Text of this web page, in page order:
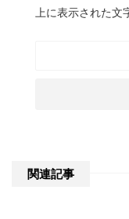
上に表示された文
関連記事